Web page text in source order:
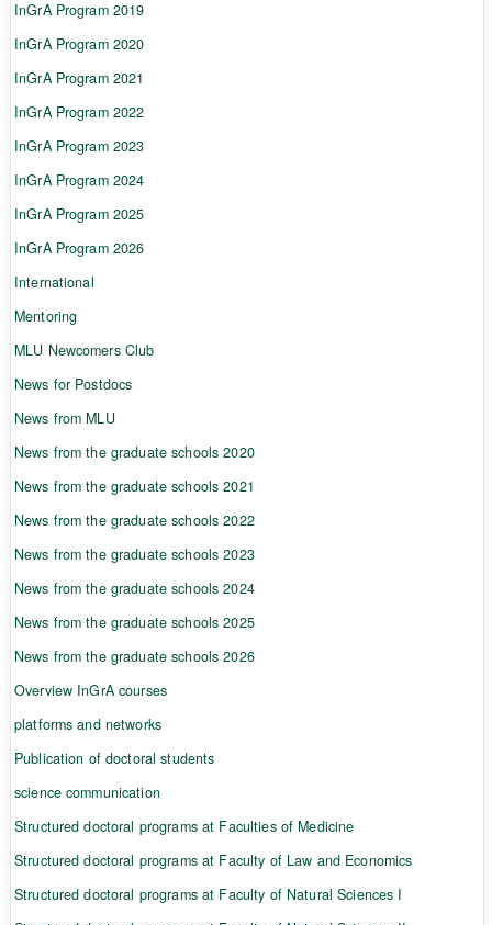
InGrA Program 2019
InGrA Program 2020
InGrA Program 2021
InGrA Program 2022
InGrA Program 2023
InGrA Program 2024
InGrA Program 2025
InGrA Program 2026
International
Mentoring
MLU Newcomers Club
News for Postdocs
News from MLU
News from the graduate schools 2020
News from the graduate schools 2021
News from the graduate schools 2022
News from the graduate schools 2023
News from the graduate schools 2024
News from the graduate schools 2025
News from the graduate schools 2026
Overview InGrA courses
platforms and networks
Publication of doctoral students
science communication
Structured doctoral programs at Faculties of Medicine
Structured doctoral programs at Faculty of Law and Economics
Structured doctoral programs at Faculty of Natural Sciences I